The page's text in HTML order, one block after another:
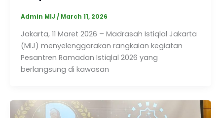
Admin MIJ / March 11, 2026
Jakarta, 11 Maret 2026 – Madrasah Istiqlal Jakarta
(MIJ) menyelenggarakan rangkaian kegiatan
Pesantren Ramadan Istiqlal 2026 yang
berlangsung di kawasan